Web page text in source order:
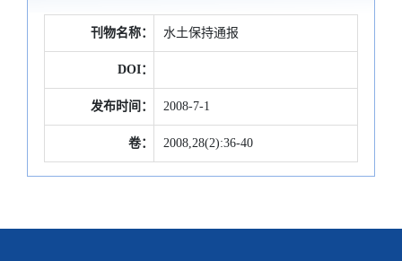
刊物名称： 水土保持通报
DOI：
发布时间： 2008-7-1
卷： 2008,28(2):36-40